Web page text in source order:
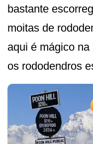
bastante
moitas de
aqui é mágico
os rododendros